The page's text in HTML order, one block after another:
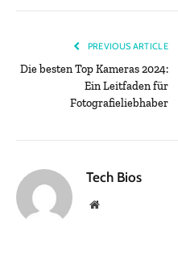
PREVIOUS ARTICLE
Die besten Top Kameras 2024:
Ein Leitfaden für
Fotografieliebhaber
Tech Bios
Website